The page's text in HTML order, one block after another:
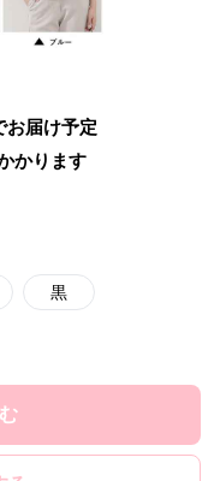
お届け予定
かります
黒